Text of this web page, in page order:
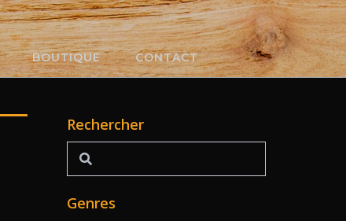
BOUTIQUE CONTACT
Rechercher
Rechercher
Genres